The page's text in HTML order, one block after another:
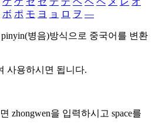
ボ ポ モ ヨ ョ ロ ヲ ―
병음)방식으로 중국어를 변환
사용하시면 됩니다.
zhongwen을 입력하시고 space를